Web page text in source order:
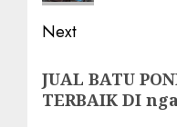
Next
post:
JUAL BATU
TERBAIK DI